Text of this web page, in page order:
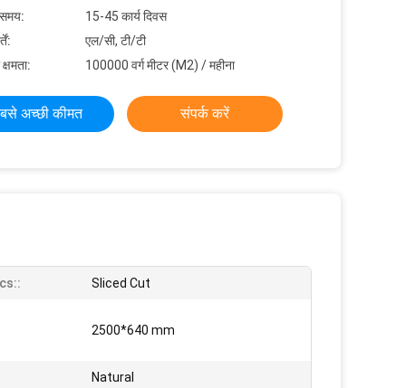
15-45 कार्य दिवस
एल/सी, टी/टी
100000 वर्ग मीटर (M2) / महीना
अच्छी कीमत संपर्क करें
Sliced Cut
2500*640 mm
Natural